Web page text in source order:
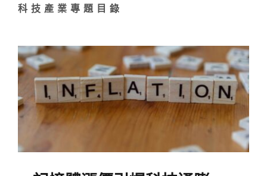
關於智璞
媒體曝光
會員帳號
科技產業專題目錄